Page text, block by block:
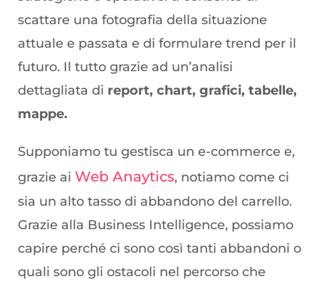
scattare una fotografia della situazione
attuale e passata e di formulare trend per il
futuro. Il tutto grazie ad un’analisi
dettagliata di report, chart, grafici, tabelle,
mappe.
Supponiamo tu gestisca un e-commerce e,
grazie ai Web Anaytics, notiamo come ci
sia un alto tasso di abbandono del carrello.
Grazie alla Business Intelligence, possiamo
capire perché ci sono così tanti abbandoni o
quali sono gli ostacoli nel percorso che